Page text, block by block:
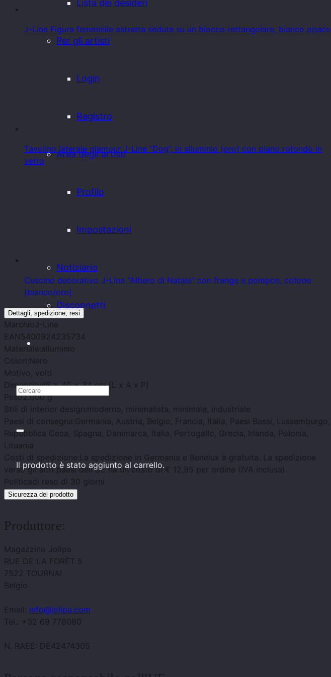
Lista dei desideri
Per gli artisti
Login
Registro
Area degli artisti
Profilo
Impostazioni
Notiziario
Disconnetti
Il prodotto è stato aggiunto al carrello.
J-Line Figura femminile astratta seduta su un blocco rettangolare, bianco opaco
Tavolino laterale glamour J-Line “Dog”, in alluminio (oro) con piano rotondo in
vetro
Cuscino decorativo J-Line "Albero di Natale" con frange e pompon, cotone
(bianco/oro)
Dettagli, spedizione, resi
MarchioJ-Line
EAN 5400924235734
Materiale:alluminio
Colori:Nero
Motivo , volti
Dimensioni8 x 40 x 34 cm (L x A x P)
Peso2.000 g
Stili di interior design:moderno, minimalista, minimale, industriale
Paesi di consegna:Germania, Austria, Belgio, Francia, Italia, Paesi Bassi, Lussemburgo,
Repubblica Ceca, Spagna, Danimarca, Italia, Portogallo, Grecia, Irlanda, Polonia,
Lituania
Costi di spedizione:La spedizione in Germania e Benelux è gratuita. La spedizione
verso gli altri paesi dell'UE ha un costo di € 12,95 per ordine (IVA inclusa).
Politicadi reso di 30 giorni
Sicurezza del prodotto
Produttore:
Magazzino Jolipa
RUE DE LA FORÊT 5
7522 TOURNAI
Belgio
Email: info@jolipa.com
Tel.: +32 69 778080
N. RAEE: DE42474305